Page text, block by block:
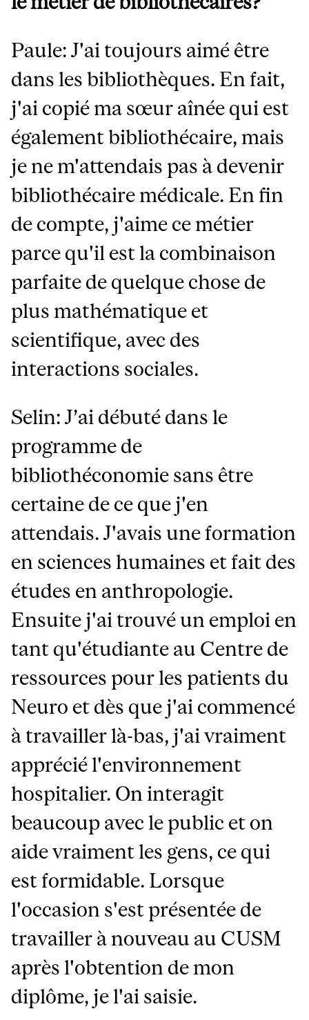
Paule: J'ai toujours aimé être
dans les bibliothèques. En fait,
j'ai copié ma sœur aînée qui est
également bibliothécaire, mais
je ne m'attendais pas à devenir
bibliothécaire médicale. En fin
de compte, j'aime ce métier
parce qu'il est la combinaison
parfaite de quelque chose de
plus mathématique et
scientifique, avec des
interactions sociales.
Selin: J’ai débuté dans le
programme de
bibliothéconomie sans être
certaine de ce que j'en
attendais. J'avais une formation
en sciences humaines et fait des
études en anthropologie.
Ensuite j'ai trouvé un emploi en
tant qu'étudiante au Centre de
ressources pour les patients du
Neuro et dès que j'ai commencé
à travailler là-bas, j'ai vraiment
apprécié l'environnement
hospitalier. On interagit
beaucoup avec le public et on
aide vraiment les gens, ce qui
est formidable. Lorsque
l'occasion s'est présentée de
travailler à nouveau au CUSM
après l'obtention de mon
diplôme, je l'ai saisie.